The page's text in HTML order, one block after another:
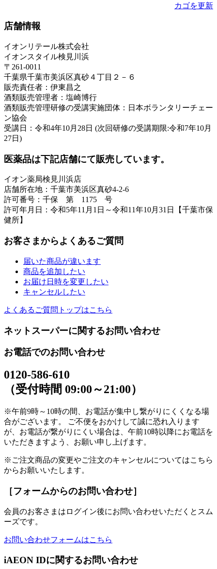
カゴを更新
店舗情報
イオンリテール株式会社
イオンスタイル検見川浜
〒261-0011
千葉県千葉市美浜区真砂４丁目２－６
販売責任者：伊東昌之
酒類販売管理者：塩崎博行
酒類販売管理研修の受講実施団体：日本ボランタリーチェー
ン協会
受講日：令和4年10月28日 (次回研修の受講期限:令和7年10月
27日)
医薬品は下記店舗にて販売しています。
イオン薬局検見川浜店
店舗所在地：千葉市美浜区真砂4-2-6
許可番号：千保 第 1175 号
許可年月日：令和5年11月1日～令和11年10月31日【千葉市保
健所】
お客さまからよくあるご質問
届いた商品が違います
商品を追加したい
お届け日時を変更したい
キャンセルしたい
よくあるご質問トップはこちら
ネットスーパーに関するお問い合わせ
お電話でのお問い合わせ
0120-586-610
（受付時間 09:00～21:00）
※午前9時～10時の間、お電話が集中し繋がりにくくなる場
合がございます。 ご不便をおかけして誠に恐れ入ります
が、お電話が繋がりにくい場合は、午前10時以降にお電話を
いただきますよう、お願い申し上げます。
※ご注文商品の変更やご注文のキャンセルについてはこちら
からお願いいたします。
［フォームからのお問い合わせ］
会員のお客さまはログイン後にお問い合わせいただくとスム
ーズです。
お問い合わせフォームはこちら
iAEON IDに関するお問い合わせ